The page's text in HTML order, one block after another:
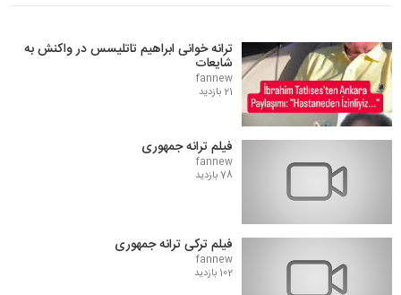
ترانه خوانی ابراهیم تاتلیسس در واکنش به
شایعات
fannew
21 بازدید
فیلم ترانه جمهوری
fannew
78 بازدید
فیلم ترکی ترانه جمهوری
fannew
102 بازدید